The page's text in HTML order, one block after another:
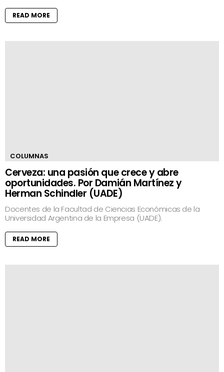
READ MORE
COLUMNAS
Cerveza: una pasión que crece y abre
oportunidades. Por Damián Martínez y
Herman Schindler (UADE)
Docentes de la Facultad de Ciencias Económicas de la
Universidad Argentina de la Empresa (UADE).
READ MORE